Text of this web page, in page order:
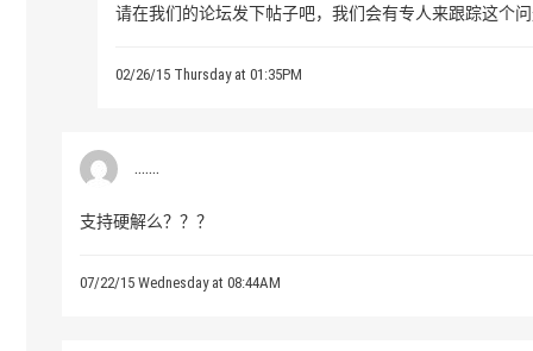
请在我们的论坛发下帖子吧，我们会有专人来跟踪这个
02/26/15 Thursday at 01:35PM
.......
支持硬解么？？？
07/22/15 Wednesday at 08:44AM